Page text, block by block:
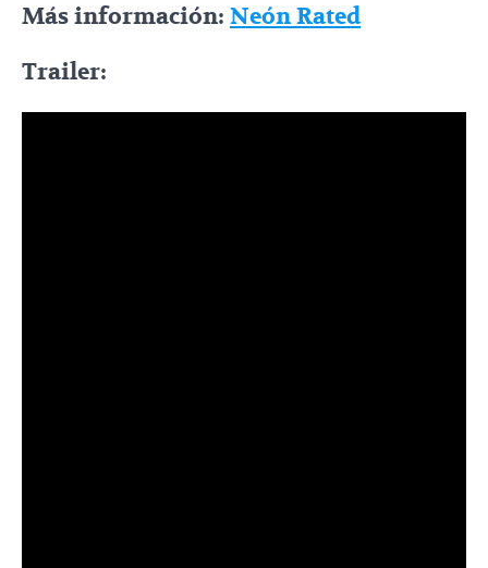
Más información: Neón Rated
Trailer: